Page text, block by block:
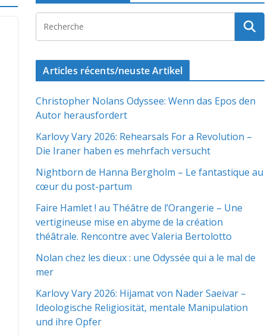
Articles récents/neuste Artikel
Christopher Nolans Odyssee: Wenn das Epos den
Autor herausfordert
Karlovy Vary 2026: Rehearsals For a Revolution –
Die Iraner haben es mehrfach versucht
Nightborn de Hanna Bergholm – Le fantastique au
cœur du post-partum
Faire Hamlet ! au Théâtre de l’Orangerie – Une
vertigineuse mise en abyme de la création
théâtrale. Rencontre avec Valeria Bertolotto
Nolan chez les dieux : une Odyssée qui a le mal de
mer
Karlovy Vary 2026: Hijamat von Nader Saeivar​​ –
Ideologische Religiosität, mentale Manipulation
und ihre Opfer